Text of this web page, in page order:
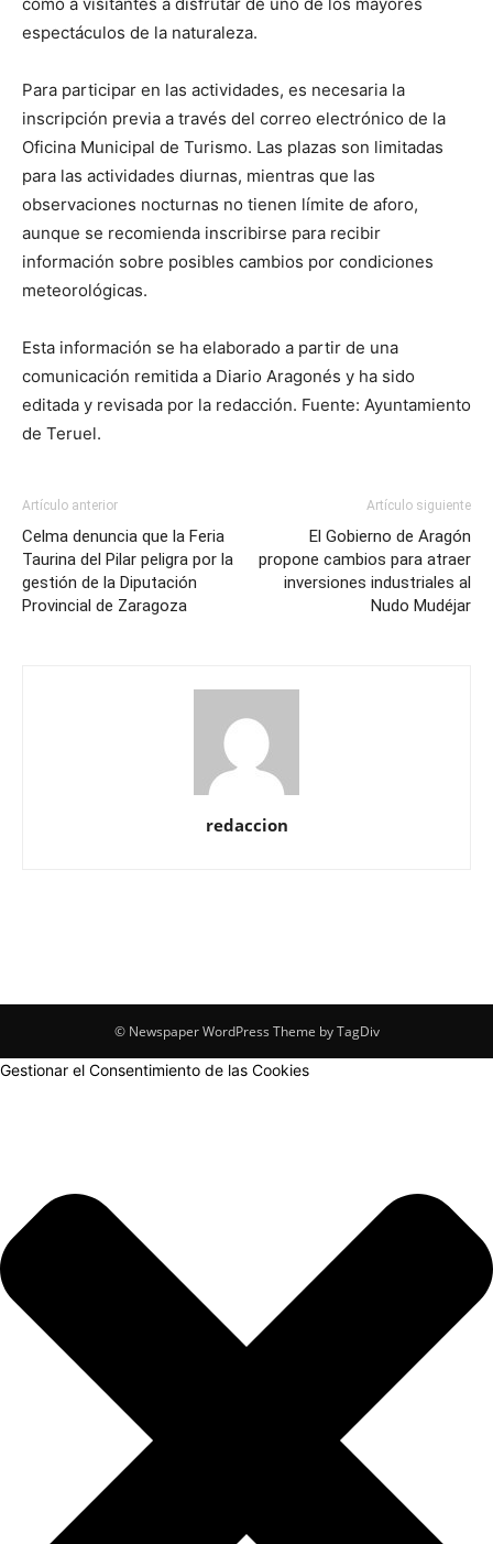
espectáculos de la naturaleza.
Para participar en las actividades, es necesaria la
inscripción previa a través del correo electrónico de la
Oficina Municipal de Turismo. Las plazas son limitadas
para las actividades diurnas, mientras que las
observaciones nocturnas no tienen límite de aforo,
aunque se recomienda inscribirse para recibir
información sobre posibles cambios por condiciones
meteorológicas.
Esta información se ha elaborado a partir de una
comunicación remitida a Diario Aragonés y ha sido
editada y revisada por la redacción. Fuente: Ayuntamiento
de Teruel.
Artículo anterior
Celma denuncia que la Feria
Taurina del Pilar peligra por la
gestión de la Diputación
Provincial de Zaragoza
Artículo siguiente
El Gobierno de Aragón
propone cambios para atraer
inversiones industriales al
Nudo Mudéjar
redaccion
© Newspaper WordPress Theme by TagDiv
Gestionar el Consentimiento de las Cookies